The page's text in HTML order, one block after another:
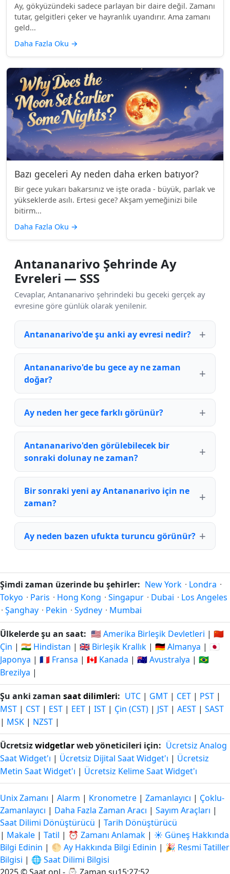
Ay, gökyüzündeki sadece parlayan bir daire değil. Zamanı
tutar, gelgitleri çeker ve hayranlık uyandırır. Ama zamanı
geld...
Daha Fazla Oku →
Bazı geceleri Ay neden daha erken batıyor?
Bir gece yukarı bakarsınız ve işte orada - büyük, parlak ve
yükseklerde asılı. Ertesi gece? Akşam yemeğinizi bile
bitirm...
Daha Fazla Oku →
Antananarivo Şehrinde Ay
Evreleri — SSS
Cevaplar, Antananarivo şehrindeki bu geceki gerçek ay
evresine göre günlük olarak yenilenir.
Antananarivo'de şu anki ay evresi nedir?
Antananarivo'de bu gece ay ne zaman
doğar?
Ay neden her gece farklı görünür?
Antananarivo'den görülebilecek bir
sonraki dolunay ne zaman?
Bir sonraki yeni ay Antananarivo için ne
zaman?
Ay neden bazen ufukta turuncu görünür?
Şimdi zaman üzerinde bu şehirler: New York · Londra ·
Tokyo · Paris · Hong Kong · Singapur · Dubai · Los Angeles
· Şanghay · Pekin · Sydney · Mumbai
Ülkelerde şu an saat: 🇺🇸 Amerika Birleşik Devletleri | 🇨🇳
Çin | 🇮🇳 Hindistan | 🇬🇧 Birleşik Krallık | 🇩🇪 Almanya | 🇯🇵
Japonya | 🇫🇷 Fransa | 🇨🇦 Kanada | 🇦🇺 Avustralya | 🇧🇷
Brezilya |
Şu anki zaman saat dilimleri: UTC | GMT | CET | PST |
MST | CST | EST | EET | IST | Çin (CST) | JST | AEST | SAST
| MSK | NZST |
Ücretsizwidgetlarweb yöneticileri için: Ücretsiz Analog
Saat Widget'ı | Ücretsiz Dijital Saat Widget'ı | Ücretsiz
Metin Saat Widget'ı | Ücretsiz Kelime Saat Widget'ı
Unix Zamanı | Alarm | Kronometre | Zamanlayıcı | Çoklu-
Zamanlayıcı | Daha Fazla Zaman Aracı | Sayım Araçları |
Saat Dilimi Dönüştürücü | Tarih Dönüştürücü
| Makale | Tatil | ⏰ Zamanı Anlamak | ☀️ Güneş Hakkında
Bilgi Edinin | 🌕 Ay Hakkında Bilgi Edinin | 🎉 Resmi Tatiller
Bilgisi | 🌐 Saat Dilimi Bilgisi